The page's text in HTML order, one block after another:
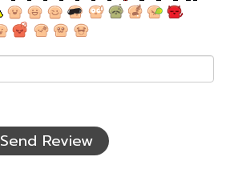
Send Review